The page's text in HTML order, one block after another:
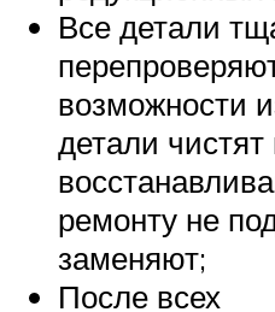
Все детали
возможности
детали чистят
ремонту не
заменяют;
После всех